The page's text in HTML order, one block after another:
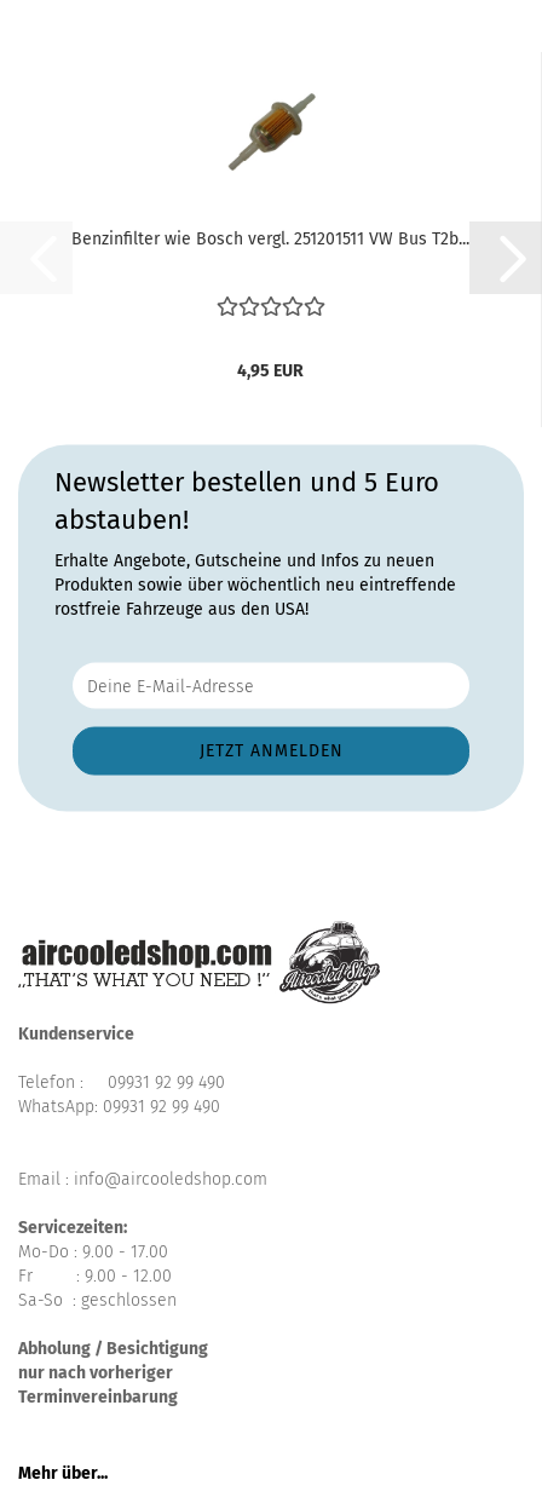
Benzinfilter wie Bosch vergl. 251201511 VW Bus T2b...
4,95 EUR
Newsletter bestellen und 5 Euro
abstauben!
Erhalte Angebote, Gutscheine und Infos zu neuen
Produkten sowie über wöchentlich neu eintreffende
rostfreie Fahrzeuge aus den USA!
Kundenservice
Telefon : 09931 92 99 490
WhatsApp: 09931 92 99 490
Email : info@aircooledshop.com
Servicezeiten:
Mo-Do : 9.00 - 17.00
Fr : 9.00 - 12.00
Sa-So : geschlossen
Abholung / Besichtigung
nur nach vorheriger
Terminvereinbarung
Mehr über...